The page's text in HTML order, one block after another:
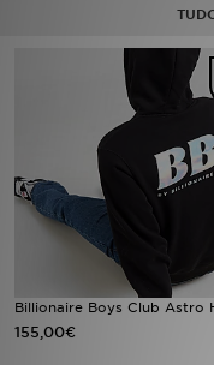
Billionaire Boys Club Astro
155,00€
VER MARCAS
LOCALIZADOR DE
MENSAGENS
BLOG